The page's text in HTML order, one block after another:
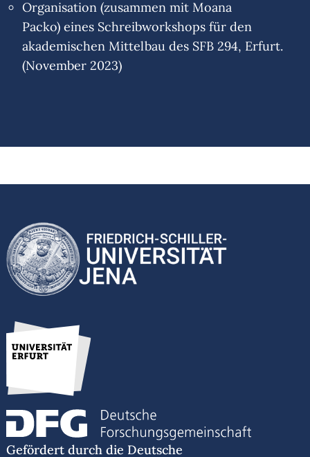
Organisation (zusammen mit Moana
Packo) eines Schreibworkshops für den
akademischen Mittelbau des SFB 294, Erfurt.
(November 2023)
Gefördert durch die Deutsche